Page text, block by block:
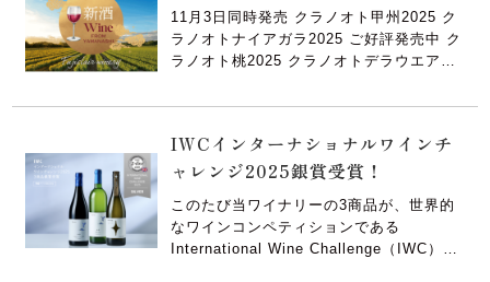
店舗情報
お問い合わせ
ェア」。 何度も開け閉めして、 […]
11月3日同時発売 クラノオト甲州2025 ク
ラノオトナイアガラ2025 ご好評発売中 ク
ラノオト桃2025 クラノオトデラウエア
IWCインターナショナルワインチ
ャレンジ2025銀賞受賞！
このたび当ワイナリーの3商品が、世界的
なワインコンペティションである
International Wine Challenge（IWC）